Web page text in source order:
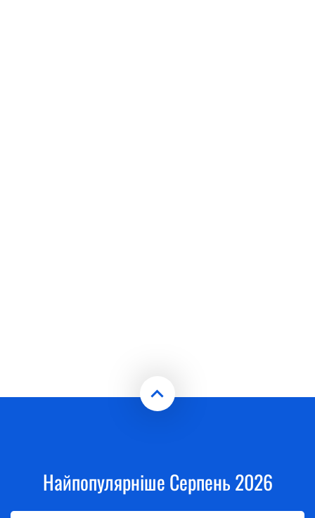
Найпопулярніше Серпень 2026